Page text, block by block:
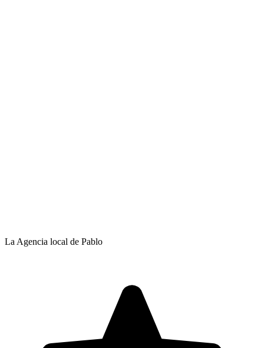
La Agencia local de Pablo